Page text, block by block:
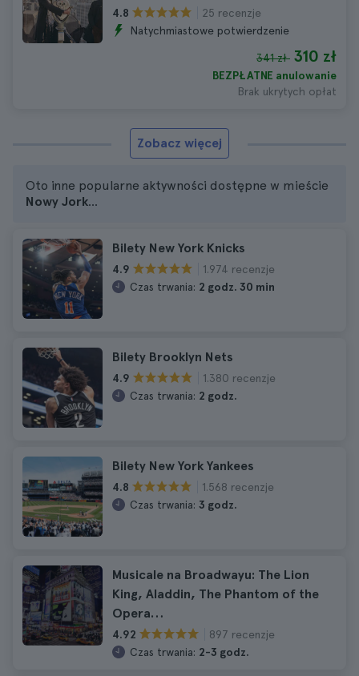
4.8
25 recenzje
Natychmiastowe potwierdzenie
341 zł 310 zł
BEZPŁATNE anulowanie
Brak ukrytych opłat
Zobacz więcej
Oto inne popularne aktywności dostępne w mieście
Nowy Jork...
Bilety New York Knicks
4.9
1.974 recenzje
Czas trwania: 2 godz. 30 min
Bilety Brooklyn Nets
4.9
1.380 recenzje
Czas trwania: 2 godz.
Bilety New York Yankees
4.8
1.568 recenzje
Czas trwania: 3 godz.
Musicale na Broadwayu: The Lion
King, Aladdin, The Phantom of the
Opera…
4.92
897 recenzje
Czas trwania: 2-3 godz.